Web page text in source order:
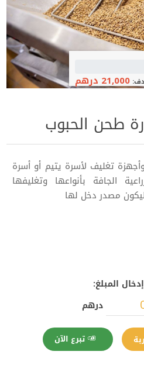
21,000 درهم
طحن الحبوب
تغليف لأسرة يتيم أو أسرة
الجافة بأنواعها وتغليفها
مصدر دخل لها
المبلغ:
درهم